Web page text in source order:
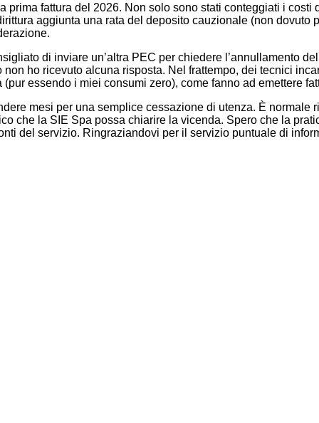
fattura del 2026. Non solo sono stati conteggiati i costi
aggiunta una rata del deposito cauzionale (non dovuto
di inviare un’altra PEC per chiedere l’annullamento
ho ricevuto alcuna risposta. Nel frattempo, dei tecnici
(pur essendo i miei consumi zero), come fanno ad emettere
mesi per una semplice cessazione di utenza. È normale
che la SIE Spa possa chiarire la vicenda. Spero che la
del servizio. Ringraziandovi per il servizio puntuale di